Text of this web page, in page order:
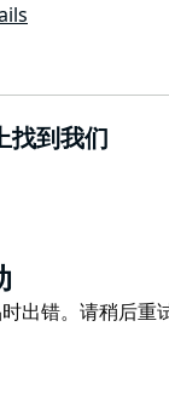
地海滩的短途公
夫斯港，开车 1
心一个安静的区
公园仅几分钟路
额外设施。他们
底层客房。如果
找到我们
出错。请稍后重试